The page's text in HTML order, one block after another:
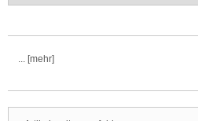
... [mehr]